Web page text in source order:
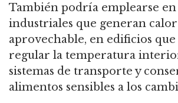
También podría emplearse en
industriales que generan calor
aprovechable, en edificios
regular la temperatura
sistemas de transporte y
alimentos sensibles a los